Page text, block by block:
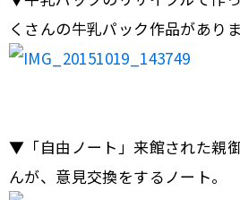
くさんの牛乳パック作品がありま
▼「自由ノート」来館された親
んが、意見交換をするノート。